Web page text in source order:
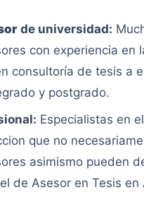
de universidad:
con experiencia en
consultoría de tesis a
y postgrado.
Especialistas en
que no
asimismo pueden
de Asesor en Tesis en